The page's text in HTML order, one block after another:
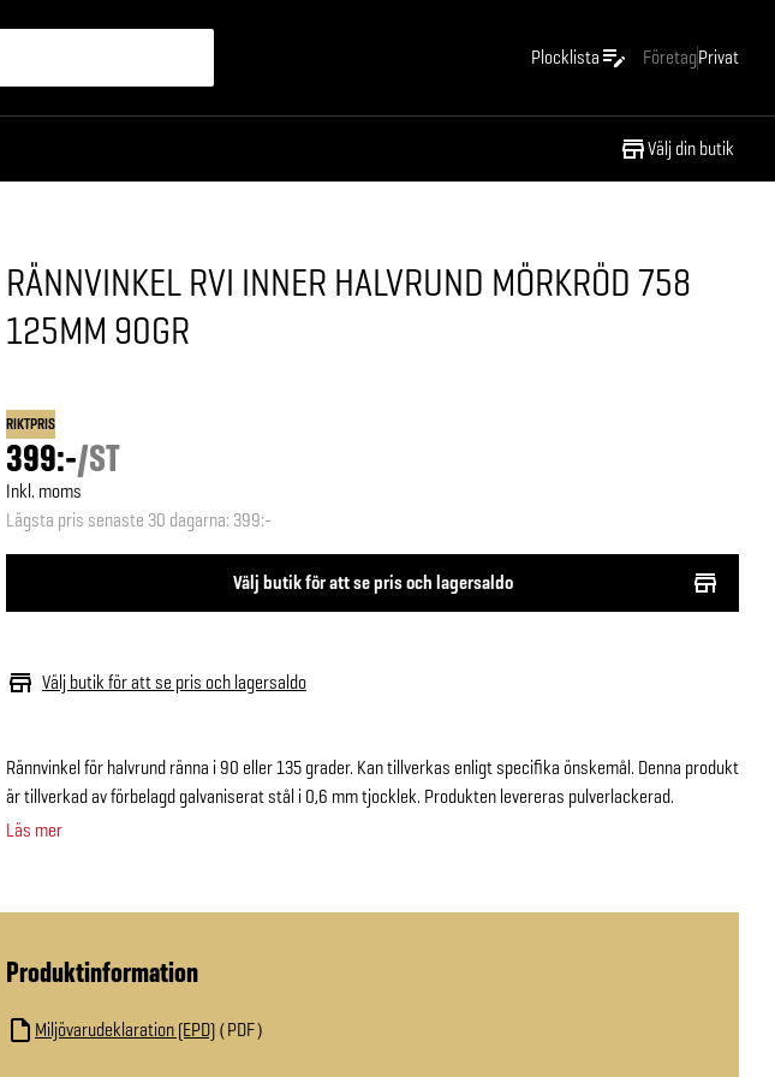
Plocklista FöretagPrivat
Välj din butik
RÄNNVINKEL RVI INNER HALVRUND MÖRKRÖD 758
125MM 90GR
RIKTPRIS
399:-/ST
Inkl. moms
Lägsta pris senaste 30 dagarna: 399:-
Välj butik för att se pris och lagersaldo
Välj butik för att se pris och lagersaldo
Rännvinkel för halvrund ränna i 90 eller 135 grader. Kan tillverkas enligt specifika önskemål. Denna produkt
är tillverkad av förbelagd galvaniserat stål i 0,6 mm tjocklek. Produkten levereras pulverlackerad.
Läs mer
Produktinformation
Miljövarudeklaration (EPD) PDF